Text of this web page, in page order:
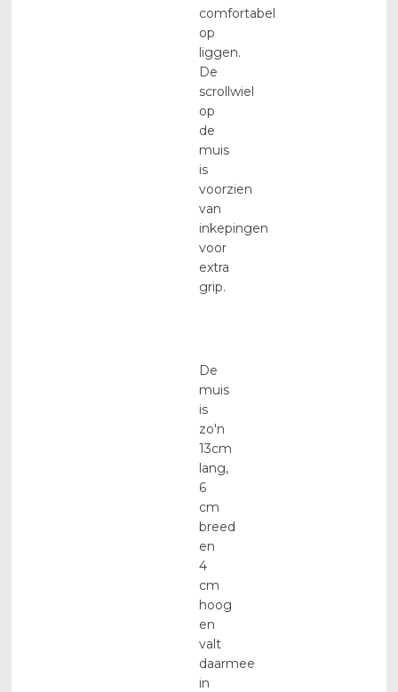
comfortabel
op
liggen.
De
scrollwiel
op
de
muis
is
voorzien
van
inkepingen
voor
extra
grip.
De
muis
is
zo'n
13cm
lang,
6
cm
breed
en
4
cm
hoog
en
valt
daarmee
in